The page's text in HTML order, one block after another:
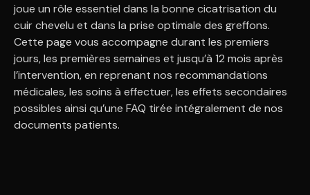
joue un rôle essentiel dans la bonne cicatrisation du
cuir chevelu et dans la prise optimale des greffons.
Cette page vous accompagne durant les premiers
jours, les premières semaines et jusqu’à 12 mois après
l’intervention, en reprenant nos recommandations
médicales, les soins à effectuer, les effets secondaires
possibles ainsi qu’une FAQ tirée intégralement de nos
documents patients.